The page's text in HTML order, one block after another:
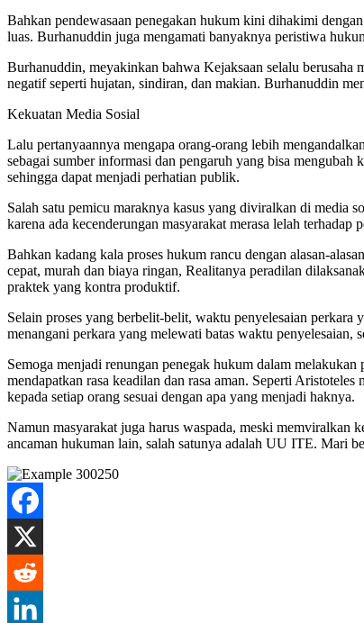
Bahkan pendewasaan penegakan hukum kini dihakimi
luas. Burhanuddin juga mengamati banyaknya peristiwa
Burhanuddin, meyakinkan bahwa Kejaksaan selalu berusaha
negatif seperti hujatan, sindiran, dan makian. Burhanuddin
Kekuatan Media Sosial
Lalu pertanyaannya mengapa orang-orang lebih
sebagai sumber informasi dan pengaruh yang bisa
sehingga dapat menjadi perhatian publik.
Salah satu pemicu maraknya kasus yang diviralkan di media
karena ada kecenderungan masyarakat merasa lelah
Bahkan kadang kala proses hukum rancu dengan alasan-
cepat, murah dan biaya ringan, Realitanya peradilan
praktek yang kontra produktif.
Selain proses yang berbelit-belit, waktu penyelesaian
menangani perkara yang melewati batas waktu
Semoga menjadi renungan penegak hukum dalam
mendapatkan rasa keadilan dan rasa aman. Seperti
kepada setiap orang sesuai dengan apa yang menjadi haknya.
Namun masyarakat juga harus waspada, meski memviralkan
ancaman hukuman lain, salah satunya adalah UU ITE. Mari